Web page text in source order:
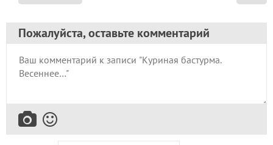
Пожалуйста, оставьте комментарий